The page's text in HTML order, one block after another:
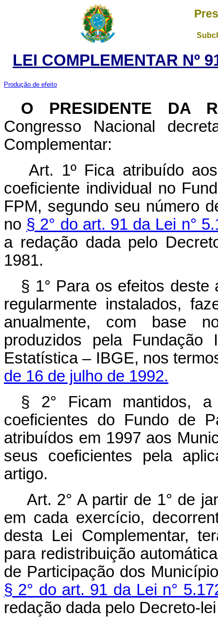
LEI COMPLEMENTAR Nº
Produção de efeito
O PRESIDENTE DA
Congresso Nacional
Complementar:
Art. 1º Fica atribuído
coeficiente individual no
FPM, segundo seu número
no § 2° do art. 91 da Lei n°
a redação dada pelo
1981.
§ 1° Para os efeitos deste
regularmente instalados,
anualmente, com base
produzidos pela
Estatística – IBGE, nos
de 16 de julho de 1992.
§ 2° Ficam mantidos,
coeficientes do Fundo de
atribuídos em 1997 aos
seus coeficientes pela
artigo.
Art. 2° A partir de 1° de
em cada exercício,
desta Lei Complementar,
para redistribuição
de Participação dos
§ 2° do art. 91 da Lei n°
redação dada pelo Decreto-